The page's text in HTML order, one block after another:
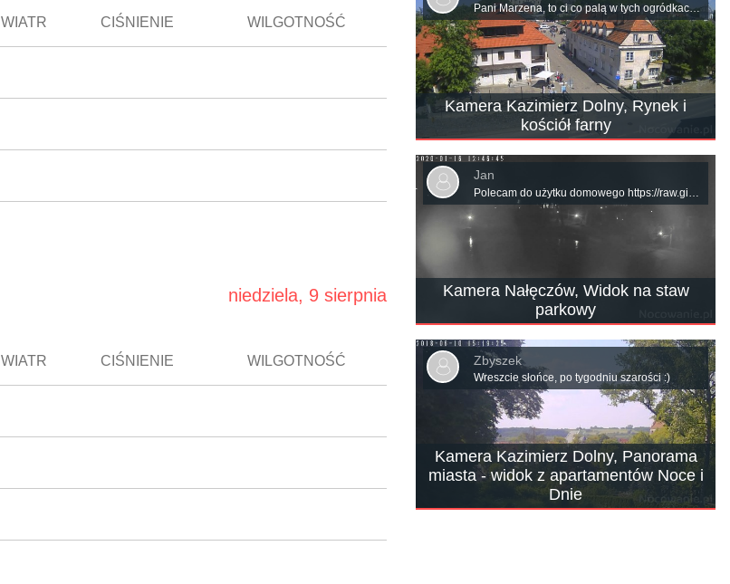
WIATR CIŚNIENIE WILGOTNOŚĆ
niedziela, 9 sierpnia
WIATR CIŚNIENIE WILGOTNOŚĆ
Kamera Kazimierz Dolny, Rynek i
kościół farny
Pani Marzena, to ci co palą w tych ogródkach ponoszą ogromny koszt papierosów aby akcyza z nich zasiliła 500+. Aby te dzieci mogły jeść pizzę. Czyli.nie narzekać tylko podziękować się należy Jk
Kamera Nałęczów, Widok na staw
parkowy
Jan
Kamera Kazimierz Dolny, Panorama
miasta - widok z apartamentów Noce i
Dnie
Zbyszek
Wreszcie słońce, po tygodniu szarości :)